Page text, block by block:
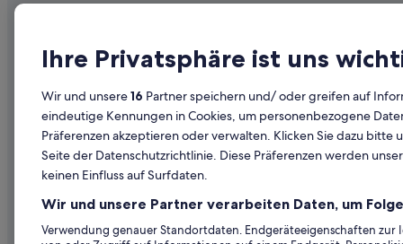
Nachhaltige in Wien
Relais & Chateaux Hotels in Innere Stadt
Hotels mit Kinderbetreuung in Innere Stadt
Wien Hotels
Hotels mit Wellnessbereich in Innere Stadt
Lindner Hotels in Wien
Nachhaltige in Innere Stadt
Unterkunft registrieren
Affiliate Marketing
Presse
Hotels in
Mietwagen
Ihre Privatsphäre ist uns
Wir und unsere16 Partner speichern und/ oder greifen auf
eindeutige Kennungen in Cookies, um personenbezogene
Präferenzen akzeptieren oder verwalten. Klicken Sie dazu bitte
Seite der Datenschutzrichtlinie. Diese Präferenzen werden
keinen Einfluss auf Surfdaten.
Wir und unsere Partner verarbeiten Daten, um
Verwendung genauer Standortdaten. Endgeräteeigenschaften